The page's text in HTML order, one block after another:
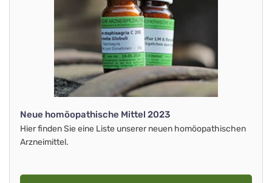
Neue homöopathische Mittel 2023
Hier finden Sie eine Liste unserer neuen homöopathischen
Arzneimittel.